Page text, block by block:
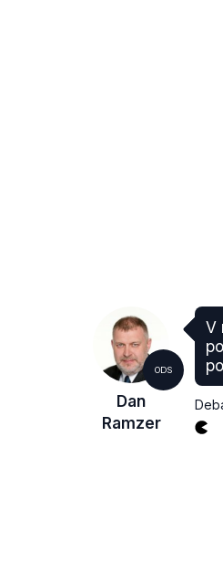
ODS
Dan
Ramzer
V